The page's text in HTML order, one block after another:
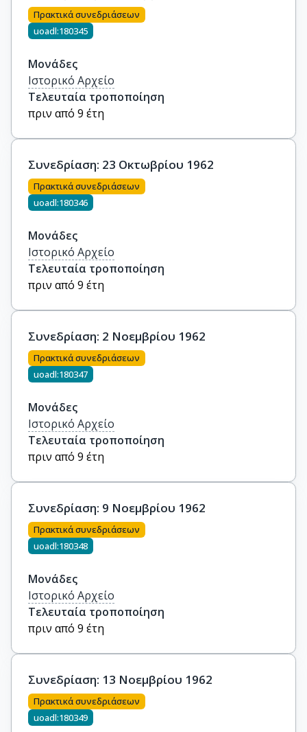
Πρακτικά συνεδριάσεων
uoadl:180345
Μονάδες
Ιστορικό Αρχείο
Τελευταία τροποποίηση
πριν από 9 έτη
Συνεδρίαση: 23 Οκτωβρίου 1962
Πρακτικά συνεδριάσεων
uoadl:180346
Μονάδες
Ιστορικό Αρχείο
Τελευταία τροποποίηση
πριν από 9 έτη
Συνεδρίαση: 2 Νοεμβρίου 1962
Πρακτικά συνεδριάσεων
uoadl:180347
Μονάδες
Ιστορικό Αρχείο
Τελευταία τροποποίηση
πριν από 9 έτη
Συνεδρίαση: 9 Νοεμβρίου 1962
Πρακτικά συνεδριάσεων
uoadl:180348
Μονάδες
Ιστορικό Αρχείο
Τελευταία τροποποίηση
πριν από 9 έτη
Συνεδρίαση: 13 Νοεμβρίου 1962
Πρακτικά συνεδριάσεων
uoadl:180349